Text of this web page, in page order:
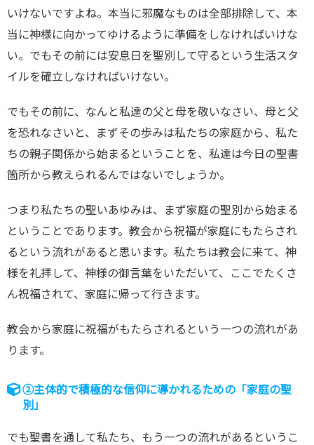
いけないですよね。本当に邪魔なものは全部排除して、本
当に神様に向かってゆけるように準備をしなければいけな
い。でもその前には安息日を聖別して守るという生活スタ
イルを確立しなければいけない。
でもその前に、なんと私達の父と母を敬いなさい、母と父
を恐れなさいと、まずその歩みは私たちの家庭から、私た
ちの親子関係から始まるということを、私達は今日の聖書
箇所から教えられるんではないでしょうか。
つまり私たちの聖いあゆみは、まず家庭の聖別から始まる
ということであります。教会から祝福が家庭にもたらされ
るという流れがあると思います。私たちは教会に来て、神
様を礼拝して、神様の御言葉をいただいて、ここでたくさ
ん祝福されて、家庭に帰って行きます。
教会から家庭に祝福がもたらされるという一つの流れがあ
ります。
②主体的で積極的な信仰に導かれるための「家庭の聖
別」
でも聖書を通して私たち、もう一つの流れがあるというこ